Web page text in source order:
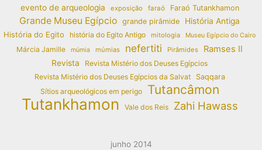
evento de arqueologia exposição faraó Faraó Tutankhamon
Grande Museu Egípcio grande pirâmide
História Antiga
História do Egito
história do Egito Antigo mitologia Museu Egípcio do Cairo
Márcia Jamille múmia múmias nefertiti Pirâmides Ramses II
Revista
Revista Mistério dos Deuses Egípcios
Revista Mistério dos Deuses Egípcios da Salvat
Saqqara
Sítios arqueológicos em perigo
Tutancâmon
Tutankhamon Vale dos Reis Zahi Hawass
junho 2014